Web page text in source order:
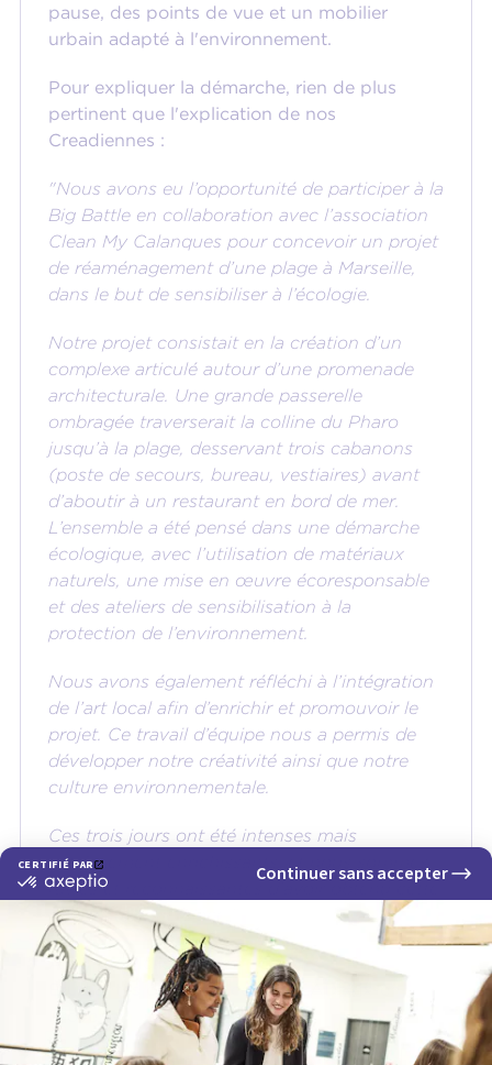
pause, des points de vue et un mobilier
urbain adapté à l'environnement.
Pour expliquer la démarche, rien de plus
pertinent que l'explication de nos
Creadiennes :
"Nous avons eu l’opportunité de participer à la
Big Battle en collaboration avec l’association
Clean My Calanques pour concevoir un projet
de réaménagement d’une plage à Marseille,
dans le but de sensibiliser à l’écologie.
Notre projet consistait en la création d’un
complexe articulé autour d’une promenade
architecturale. Une grande passerelle
ombragée traverserait la colline du Pharo
jusqu’à la plage, desservant trois cabanons
(poste de secours, bureau, vestiaires) avant
d’aboutir à un restaurant en bord de mer.
L’ensemble a été pensé dans une démarche
écologique, avec l’utilisation de matériaux
naturels, une mise en œuvre écoresponsable
et des ateliers de sensibilisation à la
protection de l’environnement.
Nous avons également réfléchi à l’intégration
de l’art local afin d’enrichir et promouvoir le
projet. Ce travail d’équipe nous a permis de
développer notre créativité ainsi que notre
culture environnementale.
Ces trois jours ont été intenses mais
extrêmement enrichissants, et nous sommes
ravies et reconnaissantes d’avoir obtenu cette
belle deuxième place."
Ambre / Mélie / Sarah
Étudiantes en 2e année à CREAD Aix-en-
Provence